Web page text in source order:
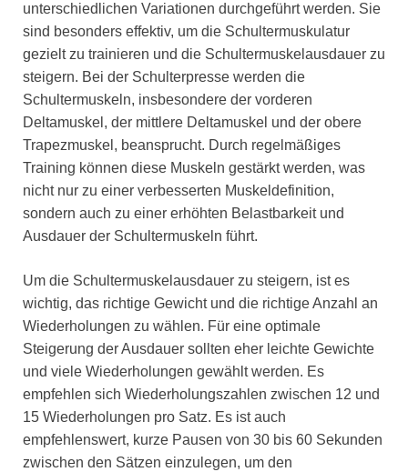
unterschiedlichen Variationen durchgeführt werden. Sie
sind besonders effektiv, um die Schultermuskulatur
gezielt zu trainieren und die Schultermuskelausdauer zu
steigern. Bei der Schulterpresse werden die
Schultermuskeln, insbesondere der vorderen
Deltamuskel, der mittlere Deltamuskel und der obere
Trapezmuskel, beansprucht. Durch regelmäßiges
Training können diese Muskeln gestärkt werden, was
nicht nur zu einer verbesserten Muskeldefinition,
sondern auch zu einer erhöhten Belastbarkeit und
Ausdauer der Schultermuskeln führt.
Um die Schultermuskelausdauer zu steigern, ist es
wichtig, das richtige Gewicht und die richtige Anzahl an
Wiederholungen zu wählen. Für eine optimale
Steigerung der Ausdauer sollten eher leichte Gewichte
und viele Wiederholungen gewählt werden. Es
empfehlen sich Wiederholungszahlen zwischen 12 und
15 Wiederholungen pro Satz. Es ist auch
empfehlenswert, kurze Pausen von 30 bis 60 Sekunden
zwischen den Sätzen einzulegen, um den